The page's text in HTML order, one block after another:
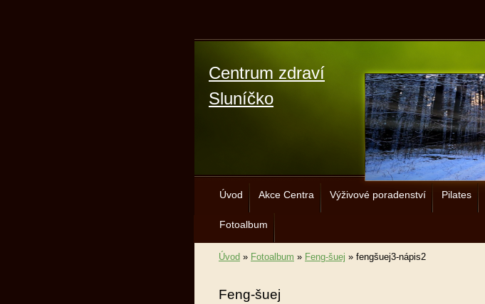
Centrum zdraví
Sluníčko
Úvod Akce Centra Výživové poradenství Pilates
Fotoalbum
Úvod » Fotoalbum » Feng-šuej » fengšuej3-nápis2
Feng-šuej